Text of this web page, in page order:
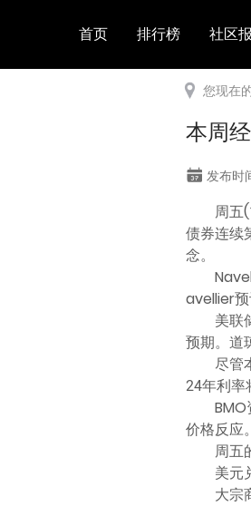
首页 排行榜 社区
您现在
本周
发布时
周五
债券连续
念。
avellier预
美联
预期。道
尽管
24年利率
BMO
价格反应
周五
美元
大宗